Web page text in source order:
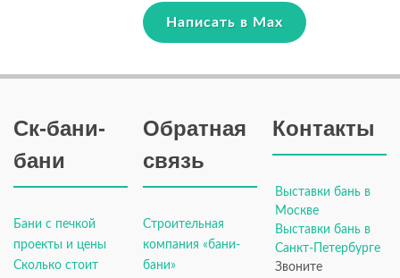
Написать в Max
Ск-бани-
бани
Бани с печкой
проекты и цены
Сколько стоит
Обратная
связь
Строительная
компания «бани-
бани»
Контакты
Выставки бань в
Москве
Выставки бань в
Санкт-Петербурге
Звоните